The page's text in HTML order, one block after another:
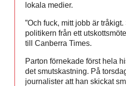
lokala medier.
”Och fuck, mitt jobb är
politikern från ett
till Canberra Times.
Parton förnekade först hela
det smutskastning. På
journalister att han skickat